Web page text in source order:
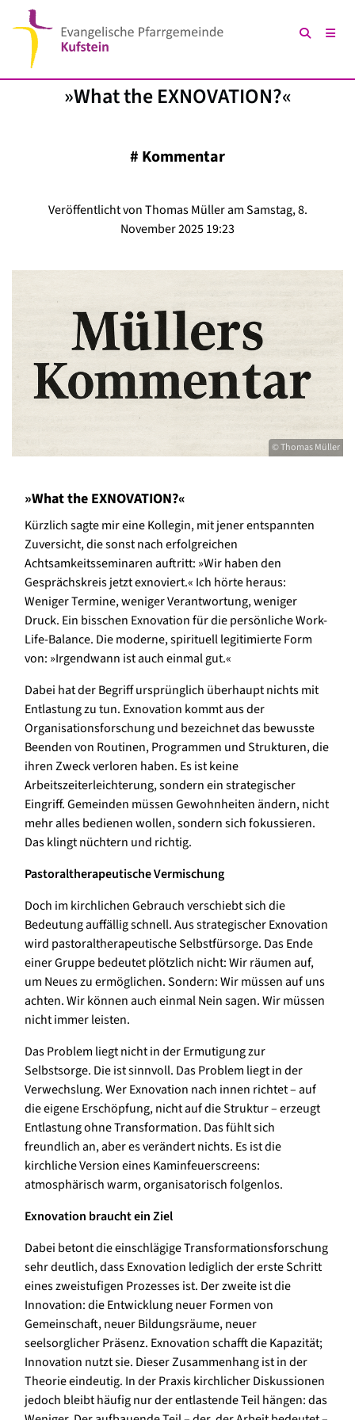
»What the EXNOVATION?«
# Kommentar
Veröffentlicht von Thomas Müller am Samstag, 8.
November 2025 19:23
© Thomas Müller
»What the EXNOVATION?«
Kürzlich sagte mir eine Kollegin, mit jener entspannten
Zuversicht, die sonst nach erfolgreichen
Achtsamkeitsseminaren auftritt: »Wir haben den
Gesprächskreis jetzt exnoviert.« Ich hörte heraus:
Weniger Termine, weniger Verantwortung, weniger
Druck. Ein bisschen Exnovation für die persönliche Work-
Life-Balance. Die moderne, spirituell legitimierte Form
von: »Irgendwann ist auch einmal gut.«
Dabei hat der Begriff ursprünglich überhaupt nichts mit
Entlastung zu tun. Exnovation kommt aus der
Organisationsforschung und bezeichnet das bewusste
Beenden von Routinen, Programmen und Strukturen, die
ihren Zweck verloren haben. Es ist keine
Arbeitszeiterleichterung, sondern ein strategischer
Eingriff. Gemeinden müssen Gewohnheiten ändern, nicht
mehr alles bedienen wollen, sondern sich fokussieren.
Das klingt nüchtern und richtig.
Pastoraltherapeutische Vermischung
Doch im kirchlichen Gebrauch verschiebt sich die
Bedeutung auffällig schnell. Aus strategischer Exnovation
wird pastoraltherapeutische Selbstfürsorge. Das Ende
einer Gruppe bedeutet plötzlich nicht: Wir räumen auf,
um Neues zu ermöglichen. Sondern: Wir müssen auf uns
achten. Wir können auch einmal Nein sagen. Wir müssen
nicht immer leisten.
Das Problem liegt nicht in der Ermutigung zur
Selbstsorge. Die ist sinnvoll. Das Problem liegt in der
Verwechslung. Wer Exnovation nach innen richtet – auf
die eigene Erschöpfung, nicht auf die Struktur – erzeugt
Entlastung ohne Transformation. Das fühlt sich
freundlich an, aber es verändert nichts. Es ist die
kirchliche Version eines Kaminfeuerscreens:
atmosphärisch warm, organisatorisch folgenlos.
Exnovation braucht ein Ziel
Dabei betont die einschlägige Transformationsforschung
sehr deutlich, dass Exnovation lediglich der erste Schritt
eines zweistufigen Prozesses ist. Der zweite ist die
Innovation: die Entwicklung neuer Formen von
Gemeinschaft, neuer Bildungsräume, neuer
seelsorglicher Präsenz. Exnovation schafft die Kapazität;
Innovation nutzt sie. Dieser Zusammenhang ist in der
Theorie eindeutig. In der Praxis kirchlicher Diskussionen
jedoch bleibt häufig nur der entlastende Teil hängen: das